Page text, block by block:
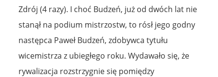
Zdrój (4 razy). I choć Budzeń, już od dwóch lat nie
stanął na podium mistrzostw, to rósł jego godny
następca Paweł Budzeń, zdobywca tytułu
wicemistrza z ubiegłego roku. Wydawało się, że
rywalizacja rozstrzygnie się pomiędzy